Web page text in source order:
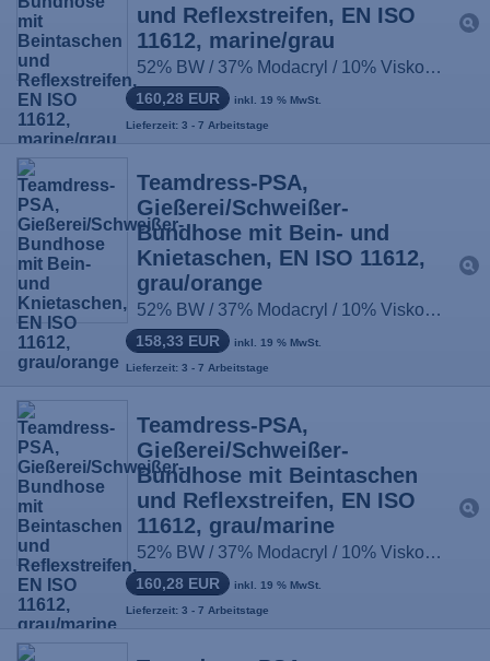
und Reflexstreifen, EN ISO
11612, marine/grau
52% BW / 37% Modacryl / 10% Viskose / 1% antist. Fasern, ca. 430g/m², Größe: 44-66, 90-114, 22-33
160,28 EUR inkl. 19 % MwSt.
Lieferzeit: 3 - 7 Arbeitstage
Teamdress-PSA,
Gießerei/Schweißer-
Bundhose mit Bein- und
Knietaschen, EN ISO 11612,
grau/orange
52% BW / 37% Modacryl / 10% Viskose / 1% antist. Fasern, ca. 430g/m², Größe: 44-66, 90-114, 22-33
158,33 EUR inkl. 19 % MwSt.
Lieferzeit: 3 - 7 Arbeitstage
Teamdress-PSA,
Gießerei/Schweißer-
Bundhose mit Beintaschen
und Reflexstreifen, EN ISO
11612, grau/marine
52% BW / 37% Modacryl / 10% Viskose / 1% antist. Fasern, ca. 430g/m², Größe: 44-66, 90-114, 22-33
160,28 EUR inkl. 19 % MwSt.
Lieferzeit: 3 - 7 Arbeitstage